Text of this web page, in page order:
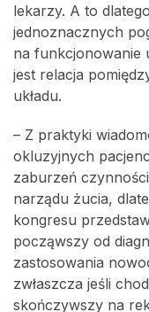
lekarzy. A to
jednoznacznych
na funkcjonowanie
jest relacja
układu.
– Z praktyki
okluzyjnych
zaburzeń
narządu żucia,
kongresu
począwszy od
zastosowania
zwłaszcza jeśli
skończywszy na